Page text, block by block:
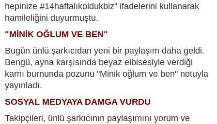
hepinize #14haftalıkoldukbiz" ifadelerini kullanarak
hamileliğini duyurmuştu.
"MİNİK OĞLUM VE BEN"
Bugün ünlü şarkıcıdan yeni bir paylaşım daha geldi.
Bengü, ayna karşısında beyaz elbisesiyle verdiği
karnı burnunda pozunu "Minik oğlum ve ben" notuyla
yayınladı.
SOSYAL MEDYAYA DAMGA VURDU
Takipçileri, ünlü şarkıcının paylaşımını yorum ve